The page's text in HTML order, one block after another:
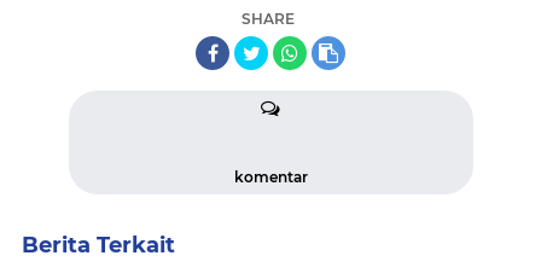
SHARE
komentar
Berita Terkait